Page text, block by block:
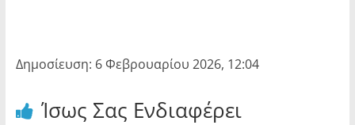
Δημοσίευση: 6 Φεβρουαρίου 2026, 12:04
Ίσως Σας Ενδιαφέρει